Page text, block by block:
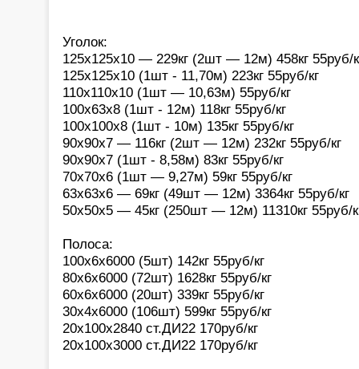
Уголок:
125х125х10 — 229кг (2шт — 12м) 458кг 55руб/
125х125х10 (1шт - 11,70м) 223кг 55руб/кг
110х110х10 (1шт — 10,63м) 55руб/кг
100х63х8 (1шт - 12м) 118кг 55руб/кг
100х100х8 (1шт - 10м) 135кг 55руб/кг
90х90х7 — 116кг (2шт — 12м) 232кг 55руб/кг
90х90х7 (1шт - 8,58м) 83кг 55руб/кг
70х70х6 (1шт — 9,27м) 59кг 55руб/кг
63х63х6 — 69кг (49шт — 12м) 3364кг 55руб/кг
50х50х5 — 45кг (250шт — 12м) 11310кг 55руб/
Полоса:
100х6х6000 (5шт) 142кг 55руб/кг
80х6х6000 (72шт) 1628кг 55руб/кг
60х6х6000 (20шт) 339кг 55руб/кг
30х4х6000 (106шт) 599кг 55руб/кг
20х100х2840 ст.ДИ22 170руб/кг
20х100х3000 ст.ДИ22 170руб/кг